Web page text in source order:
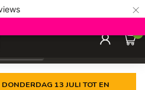
×
prijs
0
13 JULI TOT EN